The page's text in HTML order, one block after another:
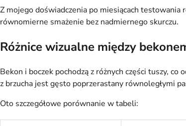
Z mojego doświadczenia po miesiącach
równomierne smażenie bez nadmiernego skurczu.
Różnice wizualne między
Bekon i boczek pochodzą z różnych części tuszy,
z brzucha jest gęsto poprzerastany równoległymi
Oto szczegółowe porównanie w tabeli: